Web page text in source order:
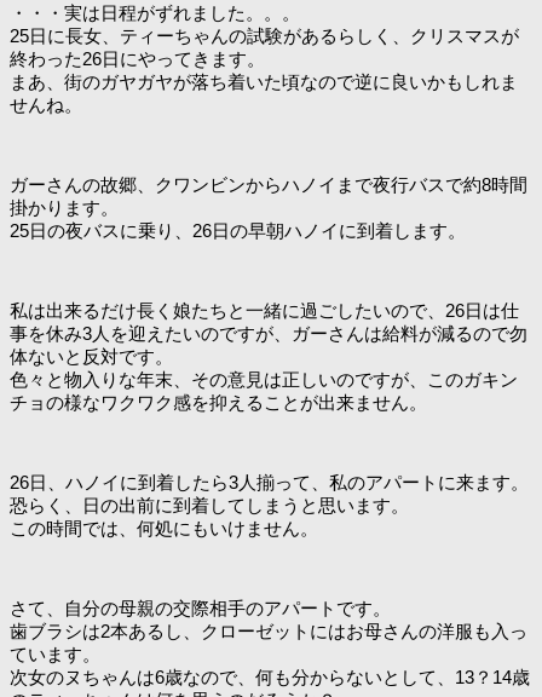
・・・実は日程がずれました。。。
25日に長女、ティーちゃんの試験があるらしく、クリスマスが
終わった26日にやってきます。
まあ、街のガヤガヤが落ち着いた頃なので逆に良いかもしれま
せんね。
ガーさんの故郷、クワンビンからハノイまで夜行バスで約8時間
掛かります。
25日の夜バスに乗り、26日の早朝ハノイに到着します。
私は出来るだけ長く娘たちと一緒に過ごしたいので、26日は仕
事を休み3人を迎えたいのですが、ガーさんは給料が減るので勿
体ないと反対です。
色々と物入りな年末、その意見は正しいのですが、このガキン
チョの様なワクワク感を抑えることが出来ません。
26日、ハノイに到着したら3人揃って、私のアパートに来ます。
恐らく、日の出前に到着してしまうと思います。
この時間では、何処にもいけません。
さて、自分の母親の交際相手のアパートです。
歯ブラシは2本あるし、クローゼットにはお母さんの洋服も入っ
ています。
次女のヌちゃんは6歳なので、何も分からないとして、13？14歳